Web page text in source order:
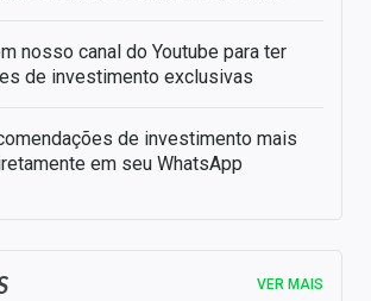
nosso canal do Youtube para ter
de investimento exclusivas
de investimento mais
em seu WhatsApp
VER MAIS